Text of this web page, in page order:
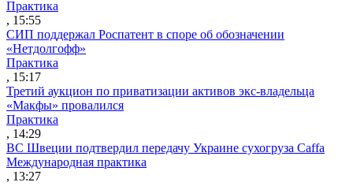
Практика
, 15:55
СИП поддержал Роспатент в споре об обозначении
«Нетдолгофф»
Практика
, 15:17
Третий аукцион по приватизации активов экс-владельца
«Макфы» провалился
Практика
, 14:29
ВС Швеции подтвердил передачу Украине сухогруза Caffa
Международная практика
, 13:27